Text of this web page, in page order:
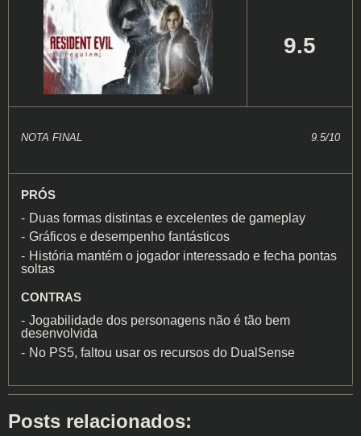
9.5
NOTA FINAL 9.5/10
PRÓS
Duas formas distintas e excelentes de gameplay
Gráficos e desempenho fantásticos
História mantém o jogador interessado e fecha pontas
soltas
CONTRAS
Jogabilidade dos personagens não é tão bem
desenvolvida
No PS5, faltou usar os recursos do DualSense
Posts relacionados: